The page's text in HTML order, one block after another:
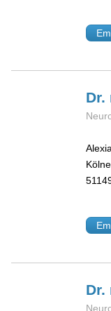
Dr.